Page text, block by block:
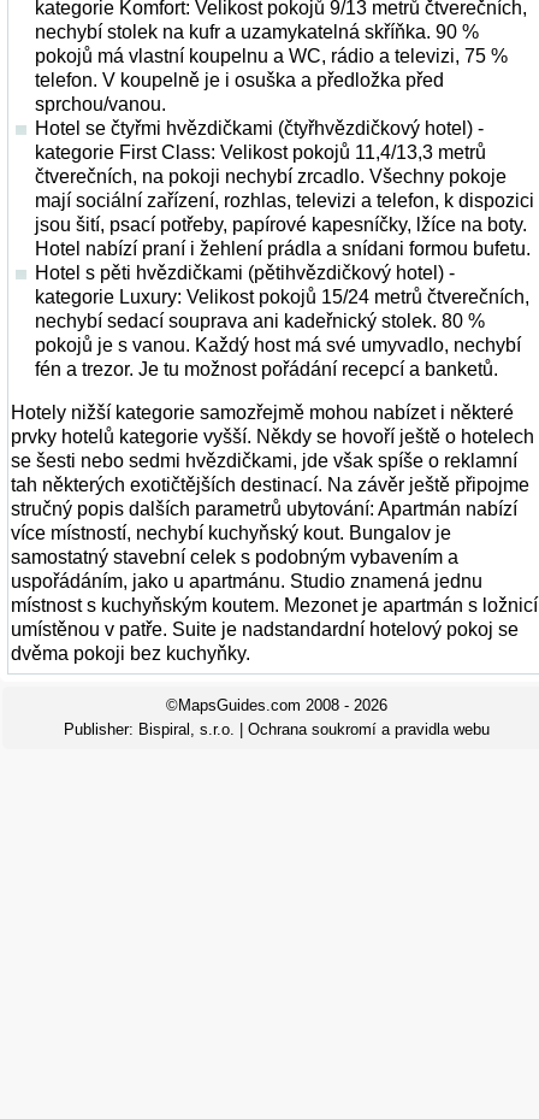
kategorie Komfort: Velikost pokojů 9/13 metrů čtverečních,
nechybí stolek na kufr a uzamykatelná skříňka. 90 %
pokojů má vlastní koupelnu a WC, rádio a televizi, 75 %
telefon. V koupelně je i osuška a předložka před
sprchou/vanou.
Hotel se čtyřmi hvězdičkami (čtyřhvězdičkový hotel) -
kategorie First Class: Velikost pokojů 11,4/13,3 metrů
čtverečních, na pokoji nechybí zrcadlo. Všechny pokoje
mají sociální zařízení, rozhlas, televizi a telefon, k dispozici
jsou šití, psací potřeby, papírové kapesníčky, lžíce na boty.
Hotel nabízí praní i žehlení prádla a snídani formou bufetu.
Hotel s pěti hvězdičkami (pětihvězdičkový hotel) -
kategorie Luxury: Velikost pokojů 15/24 metrů čtverečních,
nechybí sedací souprava ani kadeřnický stolek. 80 %
pokojů je s vanou. Každý host má své umyvadlo, nechybí
fén a trezor. Je tu možnost pořádání recepcí a banketů.
Hotely nižší kategorie samozřejmě mohou nabízet i některé
prvky hotelů kategorie vyšší. Někdy se hovoří ještě o hotelech
se šesti nebo sedmi hvězdičkami, jde však spíše o reklamní
tah některých exotičtějších destinací. Na závěr ještě připojme
stručný popis dalších parametrů ubytování: Apartmán nabízí
více místností, nechybí kuchyňský kout. Bungalov je
samostatný stavební celek s podobným vybavením a
uspořádáním, jako u apartmánu. Studio znamená jednu
místnost s kuchyňským koutem. Mezonet je apartmán s ložnicí
umístěnou v patře. Suite je nadstandardní hotelový pokoj se
dvěma pokoji bez kuchyňky.
©MapsGuides.com 2008 - 2026
Publisher: Bispiral, s.r.o. Ochrana soukromí a pravidla webu